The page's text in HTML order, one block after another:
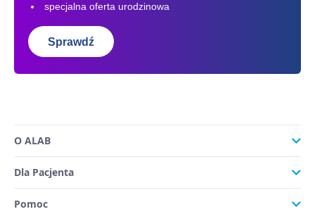
specjalna oferta urodzinowa
Sprawdź
O ALAB
Dla Pacjenta
Pomoc